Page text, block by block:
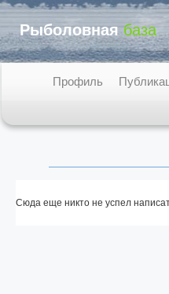
Рыболовная база
Профиль
Сюда еще никто не успел